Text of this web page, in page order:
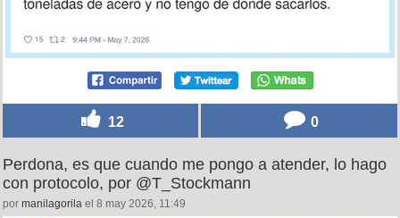
12 0
Perdona, es que cuando me pongo a atender, lo hago
con protocolo, por @T_Stockmann
por manilagorila el 8 may 2026, 11:49